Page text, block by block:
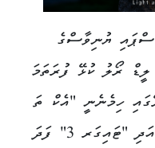
ސްޕައި ޔުނިވާސްގެ
ރޯލު ކުޅޭ ފުރަތަމަ
ހިމެނެނީ "އެކް ތަ
ޓައިގަރ"، "ވޯ"، "ޕަޓާން" އަދި "ޓައިގަރ 3" ފަދަ